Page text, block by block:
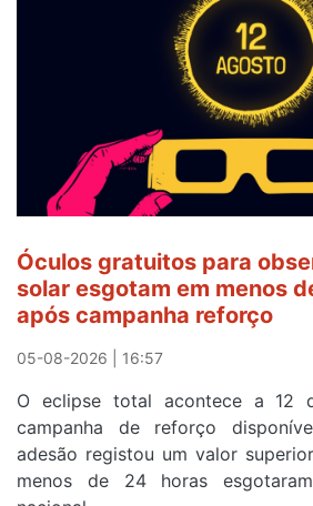
ser
o
quarto
a
a
meta
em
Sintra
primeira
etapa
da
87ª
Óculos gratuitos para
solar esgotam em menos
após campanha reforço
05-08-2026 | 16:57
O eclipse total acontece a 12
campanha de reforço
adesão registou um valor
menos de 24 horas